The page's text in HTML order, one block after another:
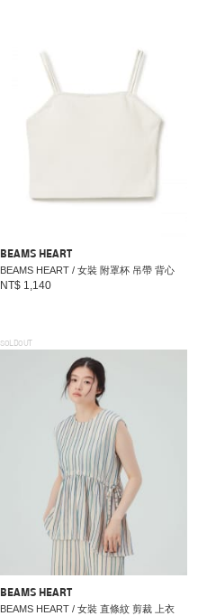
BEAMS HEART
BEAMS HEART / 女裝 附罩杯 吊帶 背心
NT$ 1,140
SOLDOUT
BEAMS HEART
BEAMS HEART / 女裝 直條紋 剪裁 上衣